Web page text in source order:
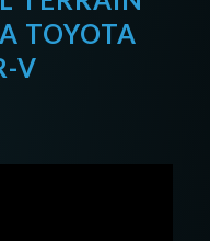
TOYOTA
V